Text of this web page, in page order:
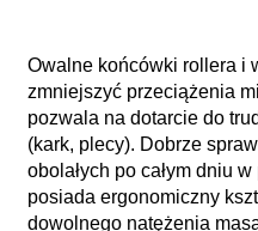
Owalne końcówki rollera i
zmniejszyć przeciążenia
pozwala na dotarcie do
(kark, plecy). Dobrze
obolałych po całym dniu
posiada ergonomiczny
dowolnego natężenia